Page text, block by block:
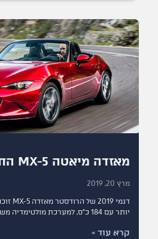
מאזדה מיאטה MX-5 החדשה
מרץ 20, 2019
יותר עם 184 כ״ס, למערכת מולטימדיה משודרגת ולתוספת של
קרא עוד »